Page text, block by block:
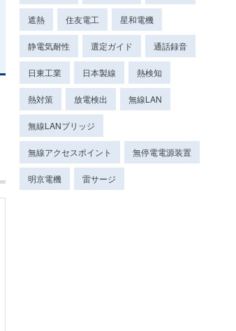
遮熱 住友電工 星和電機
静電気耐性 選定ガイド 通話録音
日東工業 日本製線 熱検知
熱対策 放電検出 無線LAN
無線LANブリッジ
無線アクセスポイント 無停電電源装置
明京電機 雷サージ